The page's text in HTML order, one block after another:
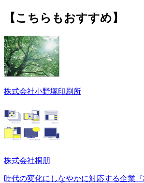
【こちらもおすすめ】
株式会社小野塚印刷所
株式会社桐朋
時代の変化にしなやかに対応する企業『